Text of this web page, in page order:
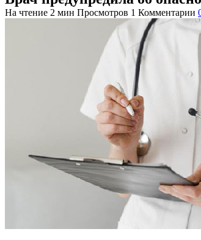
На чтение 2 мин Просмотров 1 Комментарии